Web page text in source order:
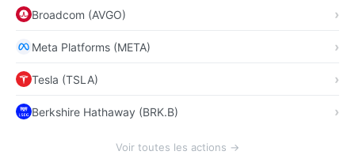
Broadcom (AVGO)
Meta Platforms (META)
Tesla (TSLA)
Berkshire Hathaway (BRK.B)
Voir toutes les actions →